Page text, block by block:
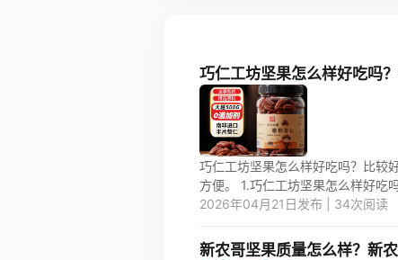
巧仁工坊坚果怎么样好吃吗
巧仁工坊坚果怎么样好吃吗？比较
方便。 1.巧仁工坊坚果怎么样好吃
2026年04月21日发布 | 34次阅读
新农哥坚果质量怎么样？新